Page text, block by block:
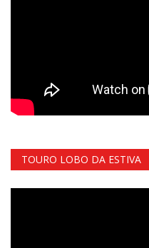
TOURO LOBO DA ESTIVA